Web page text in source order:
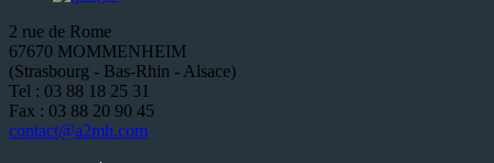
2 rue de Rome
67670 MOMMENHEIM
(Strasbourg - Bas-Rhin - Alsace)
Tel : 03 88 18 25 31
Fax : 03 88 20 90 45
contact@a2mh.com